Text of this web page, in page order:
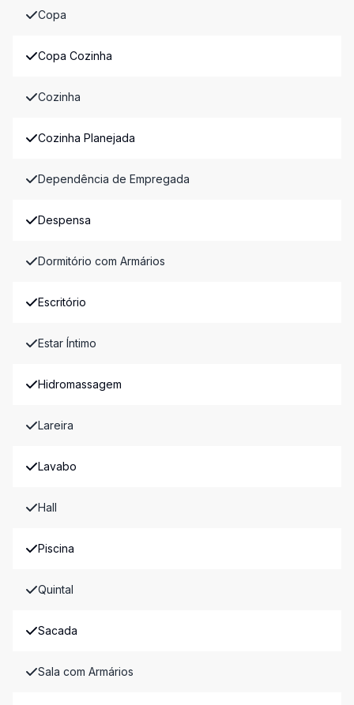
Copa
Copa Cozinha
Cozinha
Cozinha Planejada
Dependência de Empregada
Despensa
Dormitório com Armários
Escritório
Estar Íntimo
Hidromassagem
Lareira
Lavabo
Hall
Piscina
Quintal
Sacada
Sala com Armários